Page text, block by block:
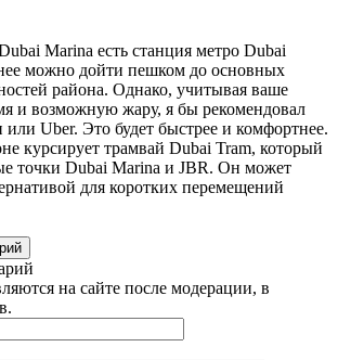
Marina есть станция метро Dubai
можно дойти пешком до основных
района. Однако, учитывая ваше
и возможную жару, я бы рекомендовал
или Uber. Это будет быстрее и комфортнее.
курсирует трамвай Dubai Tram, который
точки Dubai Marina и JBR. Он может
для коротких перемещений
на сайте после модерации, в